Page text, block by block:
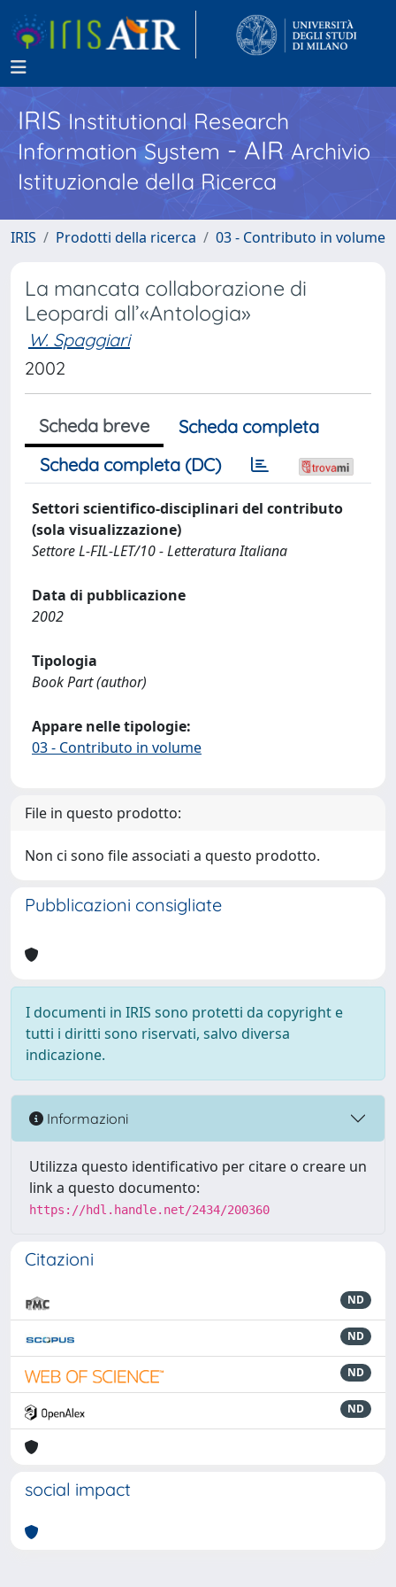
IRISInstitutional Research
Information System - AIR Archivio
Istituzionale della Ricerca
IRIS Prodotti della ricerca 03 - Contributo in volume
La mancata collaborazione di
Leopardi all’«Antologia»
W. Spaggiari
2002
Scheda breve
Scheda completa
Scheda completa (DC)
Settori scientifico-disciplinari del contributo
(sola visualizzazione)
Settore L-FIL-LET/10 - Letteratura Italiana
Data di pubblicazione
2002
Tipologia
Book Part (author)
Appare nelle tipologie:
03 - Contributo in volume
File in questo prodotto:
Non ci sono file associati a questo prodotto.
Pubblicazioni consigliate
I documenti in IRIS sono protetti da copyright e
tutti i diritti sono riservati, salvo diversa
indicazione.
Informazioni
Utilizza questo identificativo per citare o creare un
link a questo documento:
https://hdl.handle.net/2434/200360
Citazioni
ND
ND
ND
ND
social impact